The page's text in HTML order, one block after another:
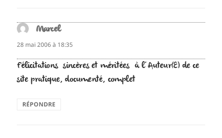
Marceldit :
28 mai 2006 à 18:35
Félicitations sincères et méritées à l’Auteur(E) de ce
site pratique, documenté, complet
RÉPONDRE